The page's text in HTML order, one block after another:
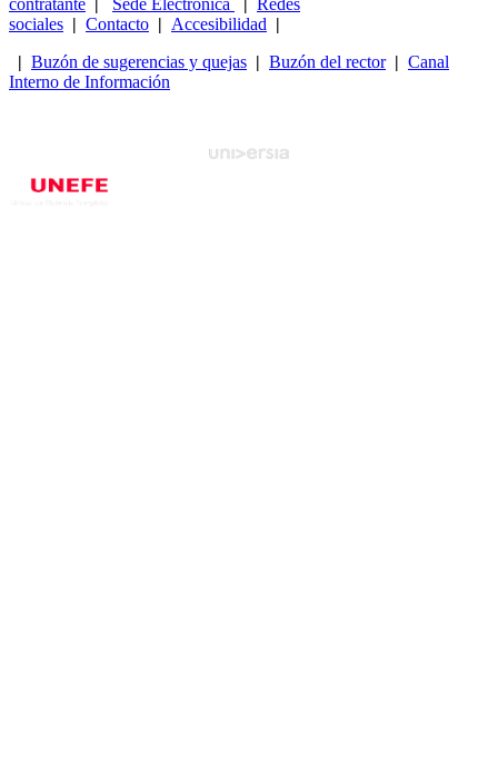
contratante | Sede Electrónica | Redes
sociales | Contacto | Accesibilidad |
| Buzón de sugerencias y quejas | Buzón del rector| Canal
Interno de Información